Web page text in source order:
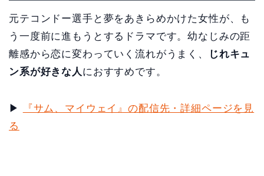
元テコンドー選手と夢をあきらめかけた女性が、も
う一度前に進もうとするドラマです。幼なじみの距
離感から恋に変わっていく流れがうまく、
じれキュ
ン系が好きな人におすすめです。
▶
『サム、マイウェイ』の配信先・詳細ページを見
る